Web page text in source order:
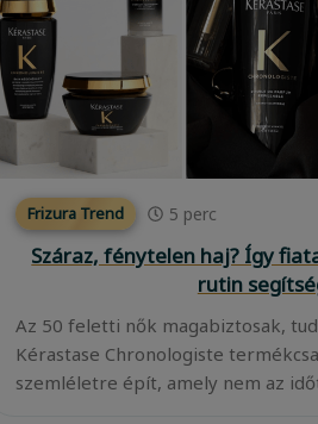
Frizura Trend 5 perc
Száraz, fénytelen haj? Így
rutin
Az 50 feletti nők magabiztosak,
Kérastase Chronologiste
szemléletre épít, amely nem az